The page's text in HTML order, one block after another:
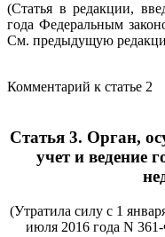
(Статья в редакции,
года Федеральным
См. предыдущую
Комментарий к статье 2
Статья 3. Орган,
учет и ведение
(Утратила силу с 1
июля 2016 года N